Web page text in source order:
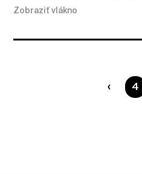
Zobraziť vlákno
4